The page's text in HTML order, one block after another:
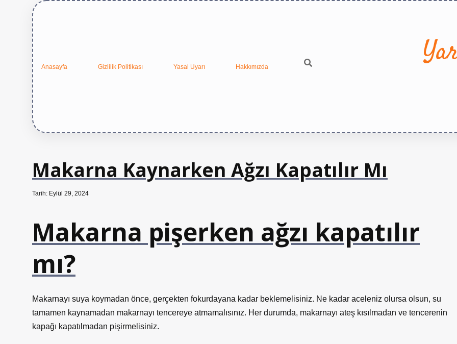
Anasayfa Gizlilik Politikası Yasal Uyarı Hakkımızda
Makarna Kaynarken Ağzı Kapatılır Mı
Tarih: Eylül 29, 2024
Makarna pişerken ağzı kapatılır
mı?
Makarnayı suya koymadan önce, gerçekten fokurdayana kadar beklemelisiniz. Ne kadar aceleniz olursa olsun, su
tamamen kaynamadan makarnayı tencereye atmamalısınız. Her durumda, makarnayı ateş kısılmadan ve tencerenin
kapağı kapatılmadan pişirmelisiniz.